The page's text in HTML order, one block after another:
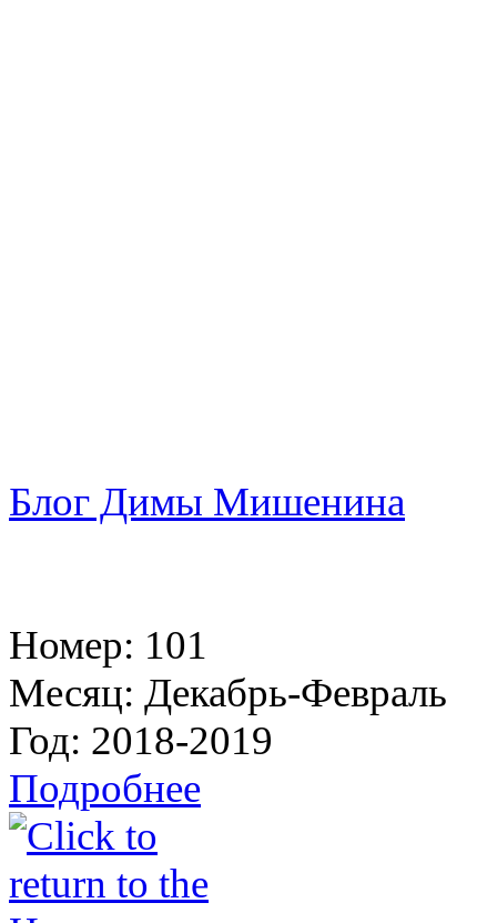
Блог Димы Мишенина
Номер: 101
Месяц: Декабрь-Февраль
Год: 2018-2019
Подробнее